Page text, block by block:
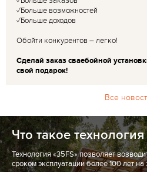
✓Больше возможностей
✓Больше доходов
Обойти конкурентов – легко!
Сделай заказ сваебойной
свой подарок!
Все
Что такое технология
Технология «35FS» позволяет
сроком эксплуатации более 100 лет